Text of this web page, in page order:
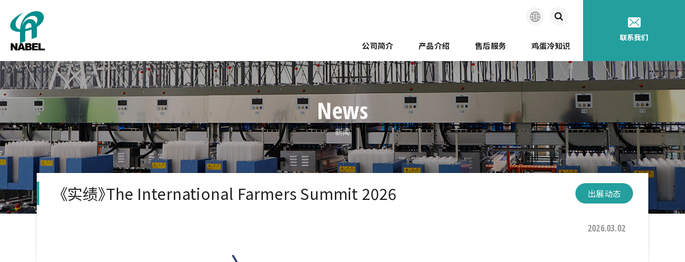
公司简介
公司概要 企业理念 网点介绍 世界展开 南备迩脉络 南备迩的历史
产品介绍
分级 检查装置 农场集蛋 开箱封箱码垛 塔式仓库系统 手动包装装置 包装 种蛋 鸡蛋品质测定装置
售后服务 鸡蛋冷知识
KENZO老师的鸡蛋讲座 蛋品图鉴 鸡蛋如何到您家
体
中
文
联系我们
News
新闻
《实绩》The International Farmers Summit 2026 出展动态
2026.03.02